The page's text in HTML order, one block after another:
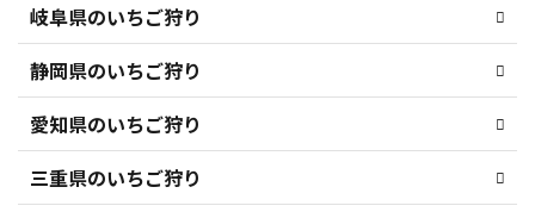
岐阜県のいちご狩り
静岡県のいちご狩り
愛知県のいちご狩り
三重県のいちご狩り